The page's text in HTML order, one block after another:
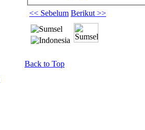
<< Sebelum Berikut >>
Back to Top